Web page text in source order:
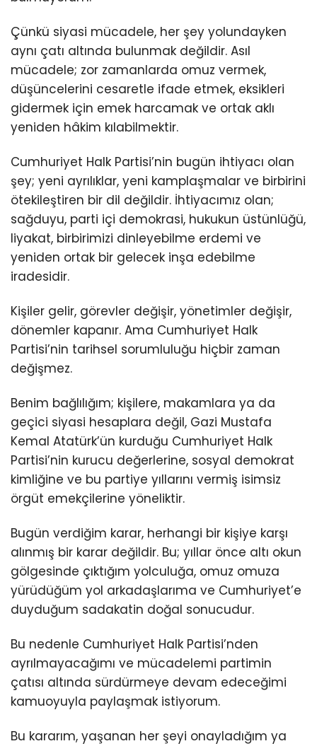
Çünkü siyasi mücadele, her şey yolundayken
aynı çatı altında bulunmak değildir. Asıl
mücadele; zor zamanlarda omuz vermek,
düşüncelerini cesaretle ifade etmek, eksikleri
gidermek için emek harcamak ve ortak aklı
yeniden hâkim kılabilmektir.
Cumhuriyet Halk Partisi’nin bugün ihtiyacı olan
şey; yeni ayrılıklar, yeni kamplaşmalar ve birbirini
ötekileştiren bir dil değildir. İhtiyacımız olan;
sağduyu, parti içi demokrasi, hukukun üstünlüğü,
liyakat, birbirimizi dinleyebilme erdemi ve
yeniden ortak bir gelecek inşa edebilme
iradesidir.
Kişiler gelir, görevler değişir, yönetimler değişir,
dönemler kapanır. Ama Cumhuriyet Halk
Partisi’nin tarihsel sorumluluğu hiçbir zaman
değişmez.
Benim bağlılığım; kişilere, makamlara ya da
geçici siyasi hesaplara değil, Gazi Mustafa
Kemal Atatürk’ün kurduğu Cumhuriyet Halk
Partisi’nin kurucu değerlerine, sosyal demokrat
kimliğine ve bu partiye yıllarını vermiş isimsiz
örgüt emekçilerine yöneliktir.
Bugün verdiğim karar, herhangi bir kişiye karşı
alınmış bir karar değildir. Bu; yıllar önce altı okun
gölgesinde çıktığım yolculuğa, omuz omuza
yürüdüğüm yol arkadaşlarıma ve Cumhuriyet’e
duyduğum sadakatin doğal sonucudur.
Bu nedenle Cumhuriyet Halk Partisi’nden
ayrılmayacağımı ve mücadelemi partimin
çatısı altında sürdürmeye devam edeceğimi
kamuoyuyla paylaşmak istiyorum.
Bu kararım, yaşanan her şeyi onayladığım ya